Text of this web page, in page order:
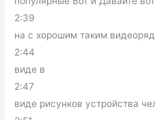
2:39
на с хорошим таким
2:44
виде в
2:47
виде рисунков устройства